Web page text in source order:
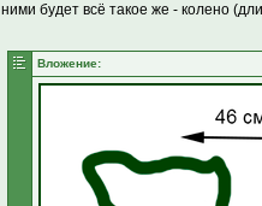
ними будет всё такое же - колено
Вложение: